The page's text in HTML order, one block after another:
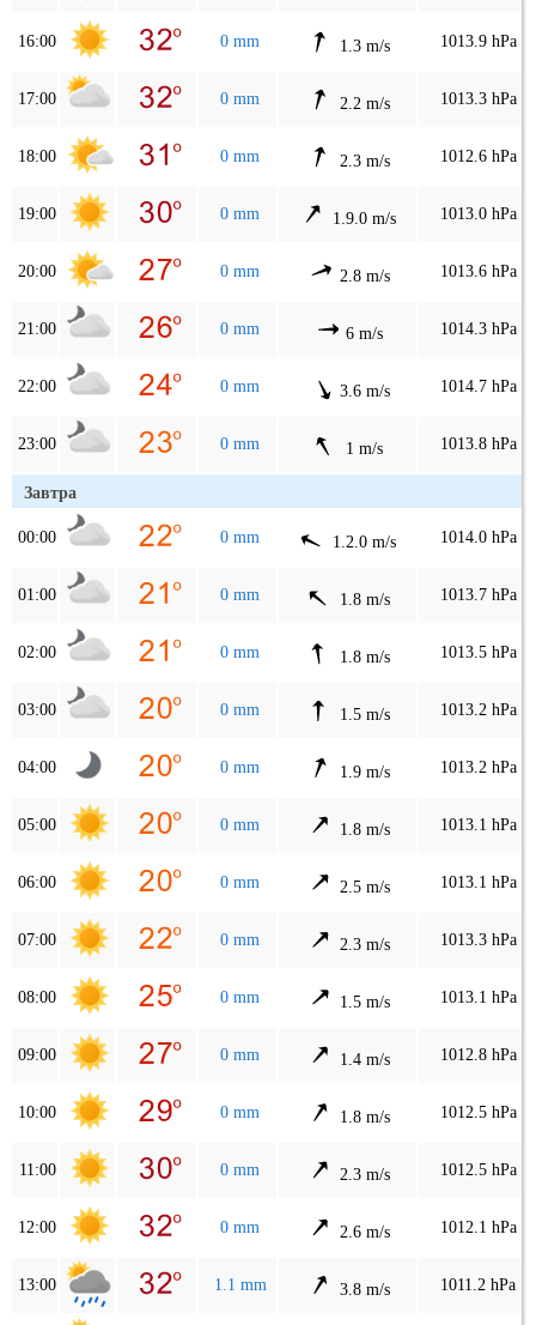
16:00 0 mm 1.3 m/s 1013.9 hPa
17:00 0 mm 2.2 m/s 1013.3 hPa
18:00 0 mm 2.3 m/s 1012.6 hPa
19:00 0 mm 1.9.0 m/s 1013.0 hPa
20:00 0 mm 2.8 m/s 1013.6 hPa
21:00 0 mm 6 m/s 1014.3 hPa
22:00 0 mm 3.6 m/s 1014.7 hPa
23:00 0 mm 1 m/s 1013.8 hPa
Завтра
00:00 0 mm 1.2.0 m/s 1014.0 hPa
01:00 0 mm 1.8 m/s 1013.7 hPa
02:00 0 mm 1.8 m/s 1013.5 hPa
03:00 0 mm 1.5 m/s 1013.2 hPa
04:00 0 mm 1.9 m/s 1013.2 hPa
05:00 0 mm 1.8 m/s 1013.1 hPa
06:00 0 mm 2.5 m/s 1013.1 hPa
07:00 0 mm 2.3 m/s 1013.3 hPa
08:00 0 mm 1.5 m/s 1013.1 hPa
09:00 0 mm 1.4 m/s 1012.8 hPa
10:00 0 mm 1.8 m/s 1012.5 hPa
11:00 0 mm 2.3 m/s 1012.5 hPa
12:00 0 mm 2.6 m/s 1012.1 hPa
13:00 1.1 mm 3.8 m/s 1011.2 hPa